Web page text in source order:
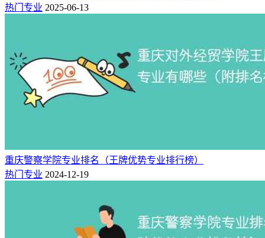
B++
34 口腔医学
B++
59 护理学 4★ 中国高水平专业
A+ 2
听力与言语康复
学
3★
中国区域一流专
12
业
B+ 22 药物制剂
中国区域一流专
业
劳动与社会保障
医学影像学 3★
中国区域一流专
热门专业 2025-06-13
重庆警察学院专业排名（王牌优势专业排行榜）
热门专业 2024-12-19